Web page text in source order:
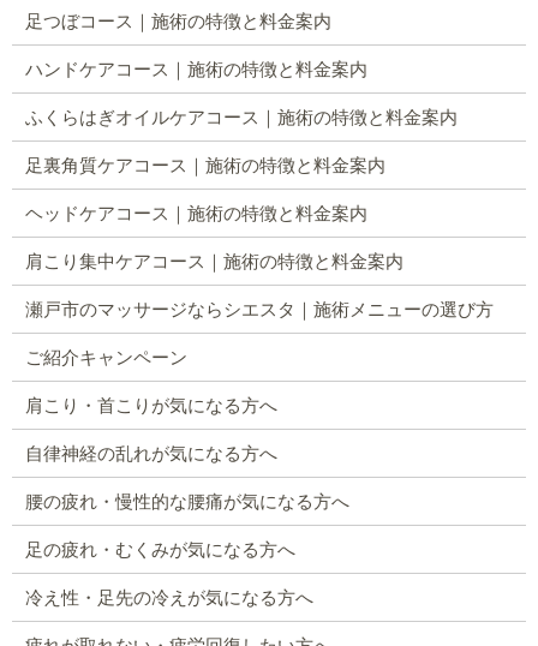
足つぼコース｜施術の特徴と料金案内
ハンドケアコース｜施術の特徴と料金案内
ふくらはぎオイルケアコース｜施術の特徴と料金案内
足裏角質ケアコース｜施術の特徴と料金案内
ヘッドケアコース｜施術の特徴と料金案内
肩こり集中ケアコース｜施術の特徴と料金案内
瀬戸市のマッサージならシエスタ｜施術メニューの選び方
ご紹介キャンペーン
肩こり・首こりが気になる方へ
自律神経の乱れが気になる方へ
腰の疲れ・慢性的な腰痛が気になる方へ
足の疲れ・むくみが気になる方へ
冷え性・足先の冷えが気になる方へ